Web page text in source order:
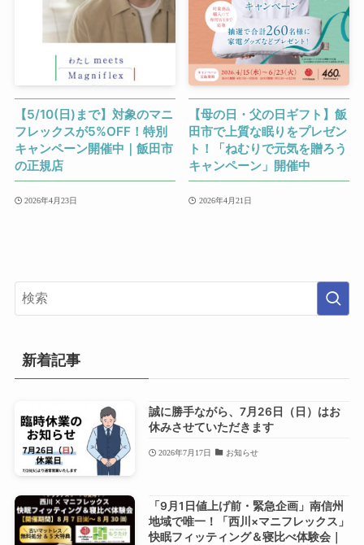
【5/10(日)まで】対象のマニ
フレックスが5%OFF！特別
キャンペーン開催中｜飯田市
の正規店
2026年4月23日
【母の日・父の日ギフト】飯
田市で上質な眠りをプレゼン
ト！「ねむりで元気を贈ろう
キャンペーン」開催中
2026年4月21日
新着記事
誠に勝手ながら、7月26日（日）はお
休みさせていただきます
2026年7月17日 お知らせ
「9月1日値上げ前・緊急企画」南信州
地域で唯一！「西川×マニフレックス」
快眠フィッティング＆寝比べ体験会｜